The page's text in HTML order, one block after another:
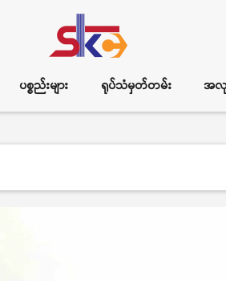
ပစ္စည်းများ ရုပ်သံမှတ်တမ်း အ